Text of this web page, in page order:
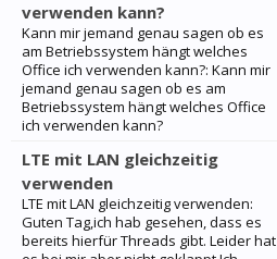
verwenden kann?
Kann mir jemand genau sagen ob es
am Betriebssystem hängt welches
Office ich verwenden kann?: Kann mir
jemand genau sagen ob es am
Betriebssystem hängt welches Office
ich verwenden kann?
LTE mit LAN gleichzeitig
verwenden
LTE mit LAN gleichzeitig verwenden:
Guten Tag,ich hab gesehen, dass es
bereits hierfür Threads gibt. Leider hat